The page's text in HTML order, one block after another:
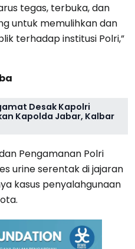
tegas, terbuka, dan
untuk memulihkan dan
terhadap institusi Polri,”
Desak Kapolri
Kapolda Jabar, Kalbar
Pengamanan Polri
urine serentak di jajaran
kasus penyalahgunaan